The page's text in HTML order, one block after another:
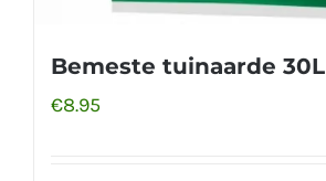
Bemeste tuinaarde 30L
€8.95